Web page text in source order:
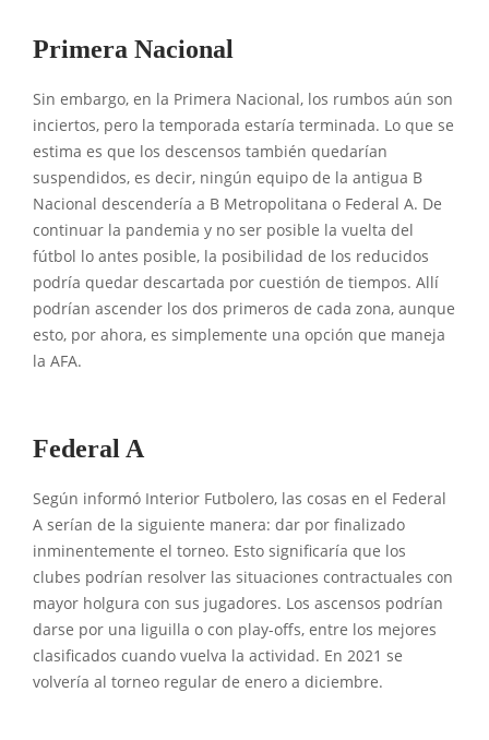
Primera Nacional
Sin embargo, en la Primera Nacional, los rumbos aún son
inciertos, pero la temporada estaría terminada. Lo que se
estima es que los descensos también quedarían
suspendidos, es decir, ningún equipo de la antigua B
Nacional descendería a B Metropolitana o Federal A. De
continuar la pandemia y no ser posible la vuelta del
fútbol lo antes posible, la posibilidad de los reducidos
podría quedar descartada por cuestión de tiempos. Allí
podrían ascender los dos primeros de cada zona, aunque
esto, por ahora, es simplemente una opción que maneja
la AFA.
Federal A
Según informó Interior Futbolero, las cosas en el Federal
A serían de la siguiente manera: dar por finalizado
inminentemente el torneo. Esto significaría que los
clubes podrían resolver las situaciones contractuales con
mayor holgura con sus jugadores. Los ascensos podrían
darse por una liguilla o con play-offs, entre los mejores
clasificados cuando vuelva la actividad. En 2021 se
volvería al torneo regular de enero a diciembre.